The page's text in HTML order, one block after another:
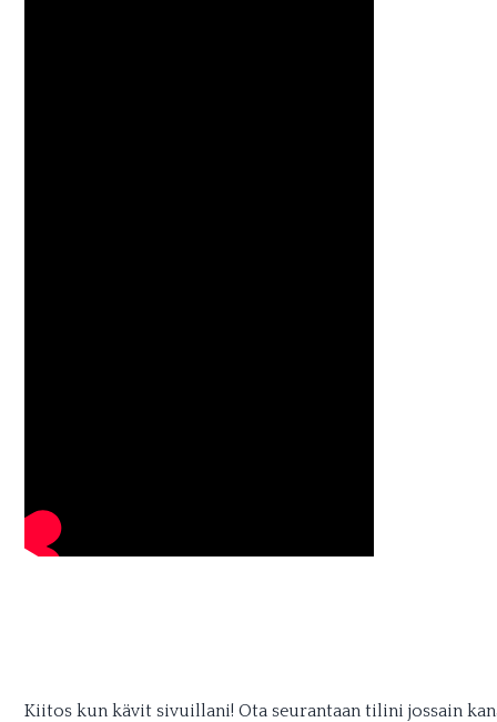
Kiitos kun kävit sivuillani! Ota seurantaan tilini jossain